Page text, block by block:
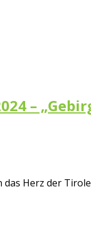
–
Herz der